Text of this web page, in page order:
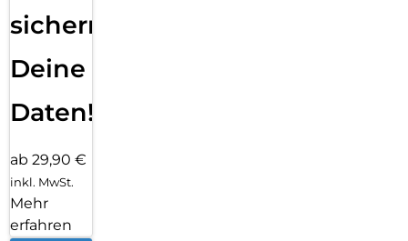
sichern
Deine
Daten!
ab 29,90 €
inkl. MwSt.
Mehr
erfahren